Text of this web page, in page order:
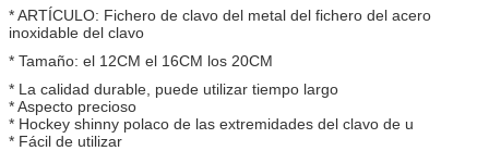
* ARTÍCULO: Fichero de clavo del metal del fichero del acero
inoxidable del clavo
* Tamaño: el 12CM el 16CM los 20CM
* La calidad durable, puede utilizar tiempo largo
* Aspecto precioso
* Hockey shinny polaco de las extremidades del clavo de u
* Fácil de utilizar